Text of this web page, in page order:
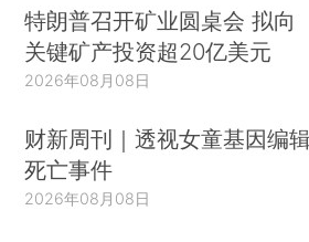
特朗普召开矿业圆桌会 拟向
关键矿产投资超20亿美元
2026年08月08日
财新周刊｜透视女童基因编
死亡事件
2026年08月08日